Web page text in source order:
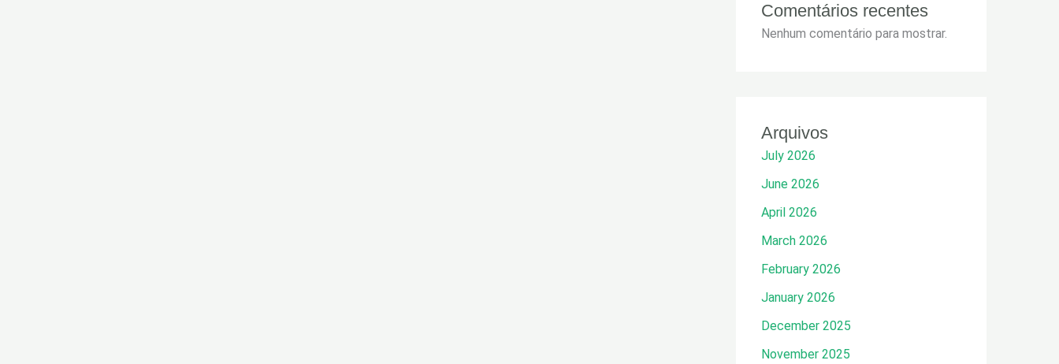
Comentários recentes
Nenhum comentário para mostrar.
Arquivos
July 2026
June 2026
April 2026
March 2026
February 2026
January 2026
December 2025
November 2025